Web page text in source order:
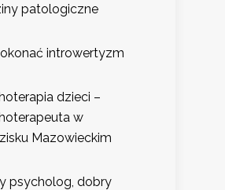
patologiczne
introwertyzm
dzieci –
w
Mazowieckim
psycholog, dobry